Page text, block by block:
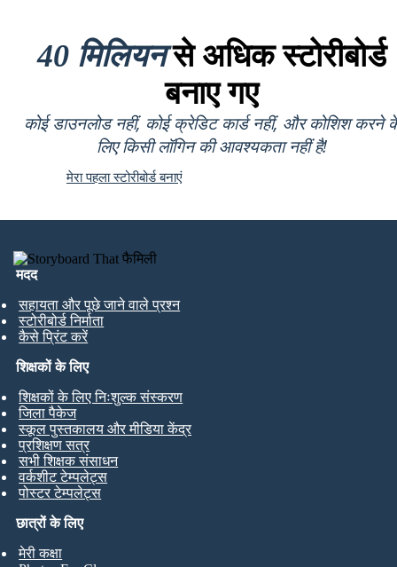
40 मिलियनसे अधिक स्टोरीबोर्ड
बनाए गए
कोई डाउनलोड नहीं, कोई क्रेडिट कार्ड नहीं, और कोशिश करने
लिए किसी लॉगिन की आवश्यकता नहीं है!
मेरा पहला स्टोरीबोर्ड बनाएं
मदद
सहायता और पूछे जाने वाले प्रश्न
स्टोरीबोर्ड निर्माता
कैसे प्रिंट करें
छात्रों के लिए
मेरी कक्षा
शिक्षकों के लिए
शिक्षकों के लिए निःशुल्क संस्करण
जिला पैकेज
स्कूल पुस्तकालय और मीडिया केंद्र
प्रशिक्षण सत्र
सभी शिक्षक संसाधन
वर्कशीट टेम्पलेट्स
पोस्टर टेम्पलेट्स